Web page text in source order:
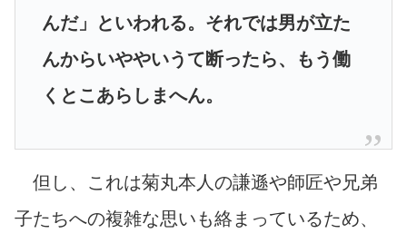
んだ」といわれる。それでは男が立た
んからいややいうて断ったら、もう働
くとこあらしまへん。
但し、これは菊丸本人の謙遜や師匠や兄弟
子たちへの複雑な思いも絡まっているため、